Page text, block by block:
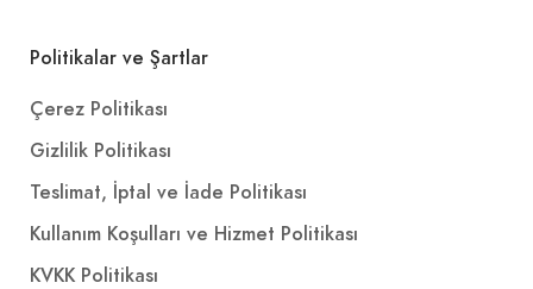
Politikalar ve Şartlar
Çerez Politikası
Gizlilik Politikası
Teslimat, İptal ve İade Politikası
Kullanım Koşulları ve Hizmet Politikası
KVKK Politikası